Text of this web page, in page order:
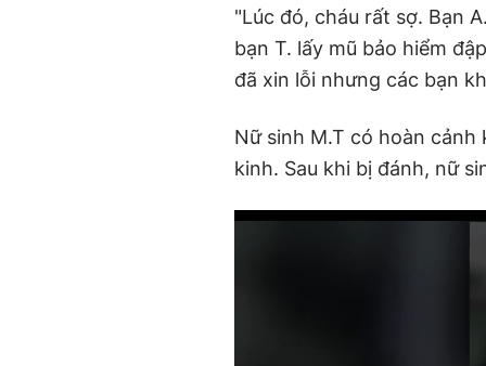
"Lúc đó, cháu rất sợ. Bạn
bạn T. lấy mũ bảo hiểm
đã xin lỗi nhưng các bạn
Nữ sinh M.T có hoàn
kinh. Sau khi bị đánh, nữ